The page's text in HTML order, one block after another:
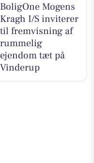
BoligOne Mogens
Kragh I/S inviterer
til fremvisning af
rummelig
ejendom tæt på
Vinderup